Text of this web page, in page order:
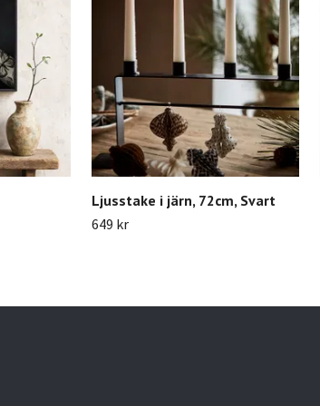
Ljusstake i järn, 72cm, Svart
649 kr